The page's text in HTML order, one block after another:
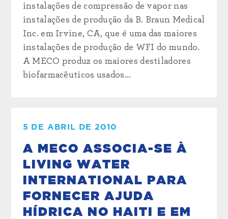
instalações de compressão de vapor nas
instalações de produção da B. Braun Medical
Inc. em Irvine, CA, que é uma das maiores
instalações de produção de WFI do mundo.
A MECO produz os maiores destiladores
biofarmacêuticos usados...
5 DE ABRIL DE 2010
A MECO ASSOCIA-SE À
LIVING WATER
INTERNATIONAL PARA
FORNECER AJUDA
HÍDRICA NO HAITI E EM